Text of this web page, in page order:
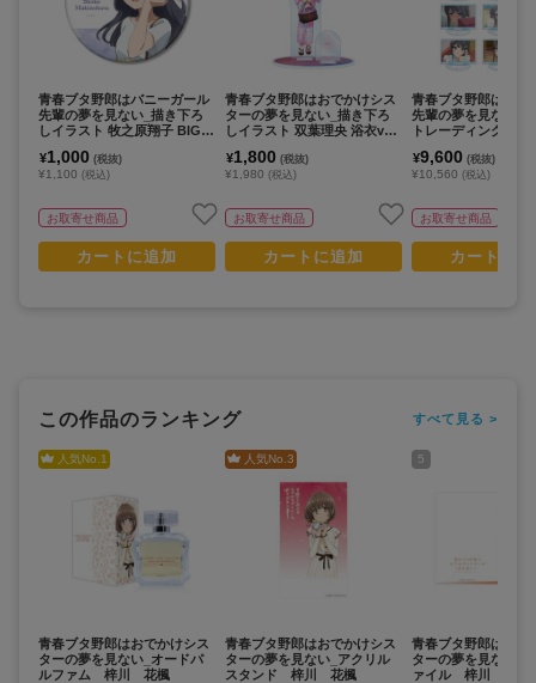
青春ブタ野郎はバニーガール
先輩の夢を見ない_描き下ろ
しイラスト 牧之原翔子 BIG缶
¥1,000 (税抜)
¥1,100 (税込)
お取寄せ商品
カートに追加
青春ブタ野郎はおでかけシス
ターの夢を見ない_描き下ろ
しイラスト 双葉理央 浴衣ver.
ンド
¥1,800 (税抜)
¥1,980 (税込)
お取寄せ商品
カートに追加
青春ブタ野郎はバニ
先輩の夢を見ない_
トレーディング場面
X)
¥9,600 (税抜)
¥10,560 (税込)
お取寄せ商品
カートに
この作品のランキング すべて見る >
人気No.1
青春ブタ野郎はおでかけシス
ターの夢を見ない_オードパ
ルファム 梓川 花楓
人気No.3
青春ブタ野郎はおでかけシス
ターの夢を見ない_アクリル
スタンド 梓川 花楓
5
青春ブタ野郎はおで
ターの夢を見ない_
ァイル 梓川 花楓